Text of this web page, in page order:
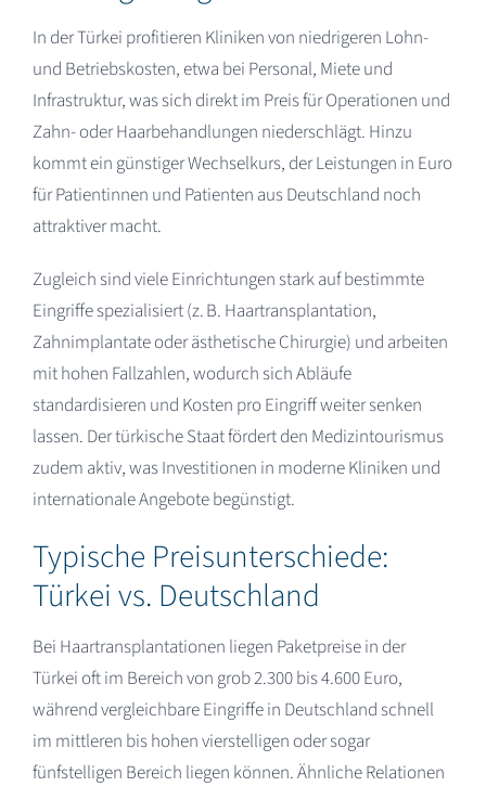
In der Türkei profitieren Kliniken von niedrigeren Lohn-
und Betriebskosten, etwa bei Personal, Miete und
Infrastruktur, was sich direkt im Preis für Operationen und
Zahn- oder Haarbehandlungen niederschlägt. Hinzu
kommt ein günstiger Wechselkurs, der Leistungen in Euro
für Patientinnen und Patienten aus Deutschland noch
attraktiver macht.​
Zugleich sind viele Einrichtungen stark auf bestimmte
Eingriffe spezialisiert (z. B. Haartransplantation,
Zahnimplantate oder ästhetische Chirurgie) und arbeiten
mit hohen Fallzahlen, wodurch sich Abläufe
standardisieren und Kosten pro Eingriff weiter senken
lassen. Der türkische Staat fördert den Medizintourismus
zudem aktiv, was Investitionen in moderne Kliniken und
internationale Angebote begünstigt.​
Typische Preisunterschiede:
Türkei vs. Deutschland
Bei Haartransplantationen liegen Paketpreise in der
Türkei oft im Bereich von grob 2.300 bis 4.600 Euro,
während vergleichbare Eingriffe in Deutschland schnell
im mittleren bis hohen vierstelligen oder sogar
fünfstelligen Bereich liegen können. Ähnliche Relationen